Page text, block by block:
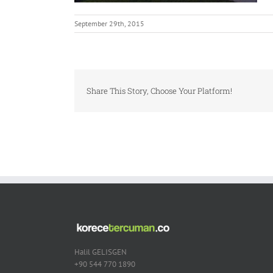
September 29th, 2015
Share This Story, Choose Your Platform!
Halil GELISGEN
+90 544 770 1890